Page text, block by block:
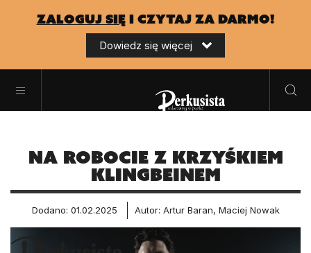
zaloguj sięi czytaj za darmo!
Dowiedz się więcej
Na robocie z Krzyśkiem
Klingbeinem
Dodano: 01.02.2025 Autor: Artur Baran, Maciej Nowak